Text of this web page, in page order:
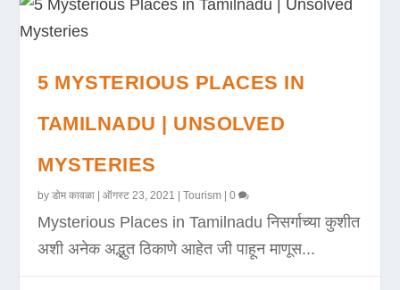
5 MYSTERIOUS PLACES IN
TAMILNADU | UNSOLVED
MYSTERIES
byडोम कावळा |ऑगस्ट 23, 2021 |Tourism |0
Mysterious Places in Tamilnadu निसर्गाच्या कुशीत
अशी अनेक अद्भुत ठिकाणे आहेत जी पाहून माणूस...